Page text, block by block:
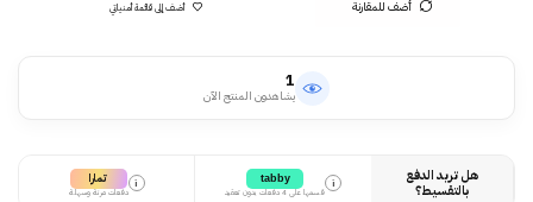
أضف للمقارنة أضف إلى قائمة أمنياتي
1
يشاهدون المنتج الآن
هل تريد الدفع
بالتقسيط؟
i
tabby
قسمها على 4 دفعات بدون تعقيد
i تمارا
دفعات مرنة وسهلة